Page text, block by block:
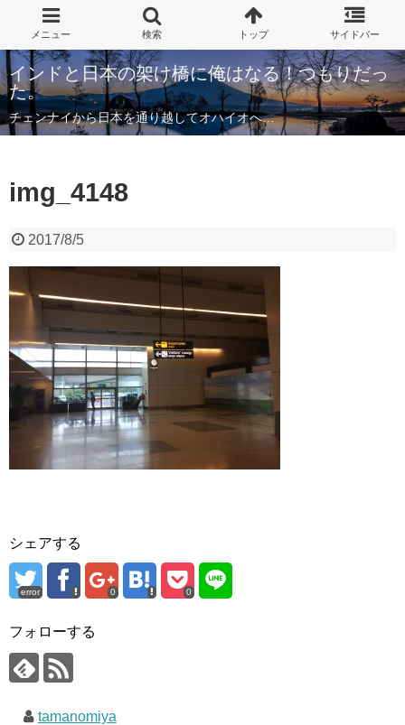
インドと日本の架け橋に俺はなる！つもりだっ
た。
チェンナイから日本を通り越してオハイオへ…
img_4148
2017/8/5
シェアする
error 0 0
フォローする
tamanomiya